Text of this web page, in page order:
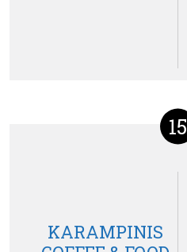
15
KARAMPINIS